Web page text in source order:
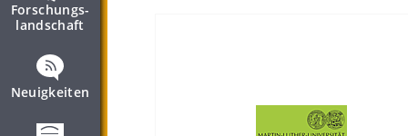
Forschungs­
landschaft
Neuigkeiten